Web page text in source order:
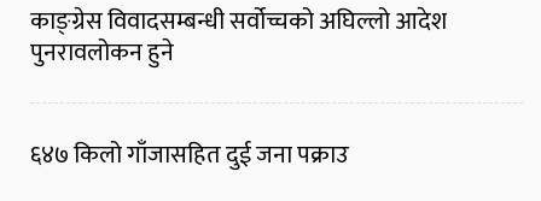
काङ्ग्रेस विवादसम्बन्धी सर्वोच्चको अघिल्लो आदेश
पुनरावलोकन हुने
६४७ किलो गाँजासहित दुई जना पक्राउ